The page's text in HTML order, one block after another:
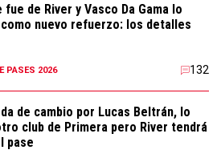
fue de River y Vasco Da Gama lo
nuevo refuerzo: los detalles
PASES 2026 132
de cambio por Lucas Beltrán, lo
club de Primera pero River tendrá
pase